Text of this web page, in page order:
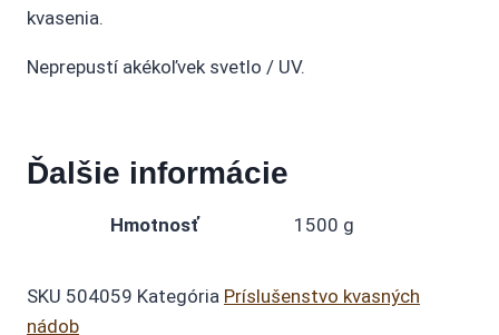
kvasenia.
Neprepustí akékoľvek svetlo / UV.
Ďalšie informácie
Hmotnosť 1500 g
SKU 504059 Kategória Príslušenstvo kvasných
nádob